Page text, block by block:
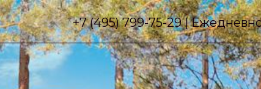
+7 (495) 799-75-29 |